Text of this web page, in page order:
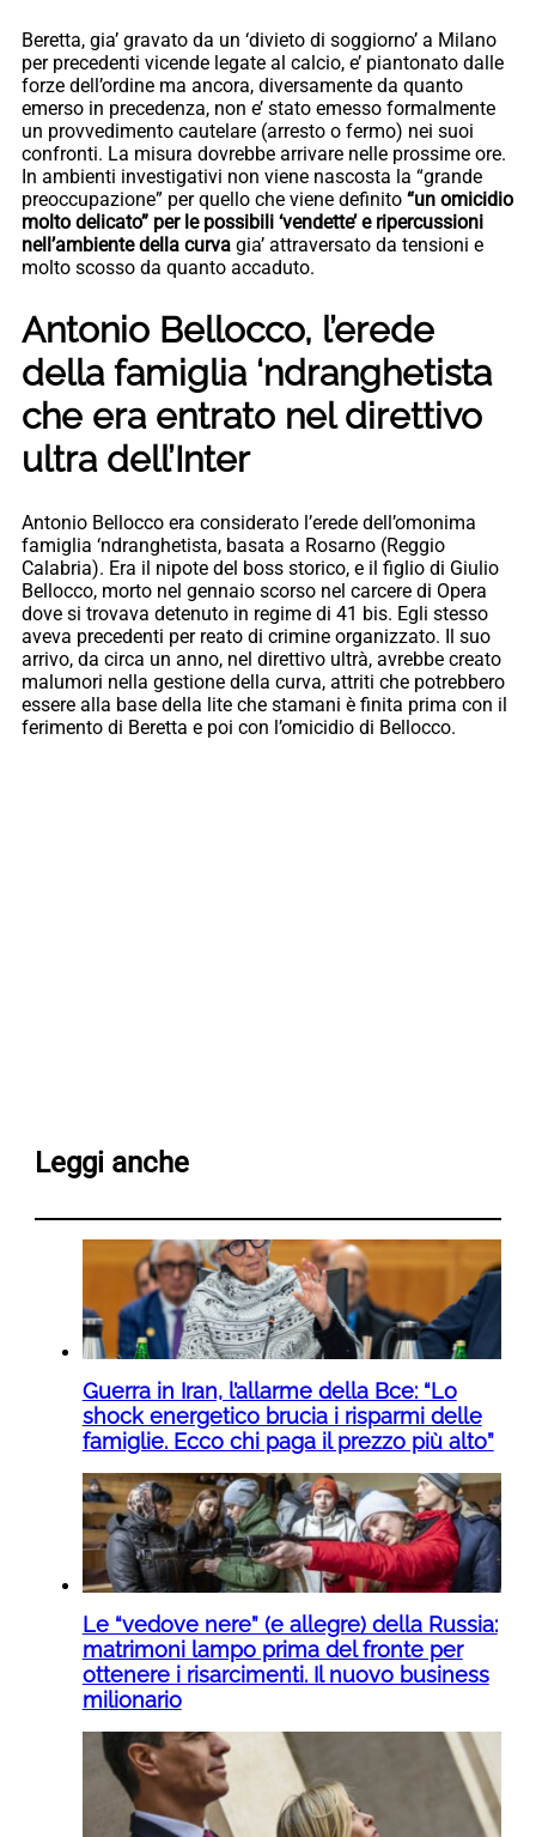
Beretta, gia’ gravato da un ‘divieto di soggiorno’ a Milano
per precedenti vicende legate al calcio, e’ piantonato dalle
forze dell’ordine ma ancora, diversamente da quanto
emerso in precedenza, non e’ stato emesso formalmente
un provvedimento cautelare (arresto o fermo) nei suoi
confronti. La misura dovrebbe arrivare nelle prossime ore.
In ambienti investigativi non viene nascosta la “grande
preoccupazione” per quello che viene definito “un omicidio
molto delicato” per le possibili ‘vendette’ e ripercussioni
nell’ambiente della curva gia’ attraversato da tensioni e
molto scosso da quanto accaduto.
Antonio Bellocco, l’erede
della famiglia ‘ndranghetista
che era entrato nel direttivo
ultra dell’Inter
Antonio Bellocco era considerato l’erede dell’omonima
famiglia ‘ndranghetista, basata a Rosarno (Reggio
Calabria). Era il nipote del boss storico, e il figlio di Giulio
Bellocco, morto nel gennaio scorso nel carcere di Opera
dove si trovava detenuto in regime di 41 bis. Egli stesso
aveva precedenti per reato di crimine organizzato. Il suo
arrivo, da circa un anno, nel direttivo ultrà, avrebbe creato
malumori nella gestione della curva, attriti che potrebbero
essere alla base della lite che stamani è finita prima con il
ferimento di Beretta e poi con l’omicidio di Bellocco.
Leggi anche
Guerra in Iran, l’allarme della Bce: “Lo
shock energetico brucia i risparmi delle
famiglie. Ecco chi paga il prezzo più alto”
Le “vedove nere” (e allegre) della Russia:
matrimoni lampo prima del fronte per
ottenere i risarcimenti. Il nuovo business
milionario